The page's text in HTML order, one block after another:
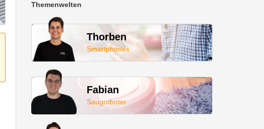
Themenwelten
Thorben
Smartphones
Fabian
Saugroboter